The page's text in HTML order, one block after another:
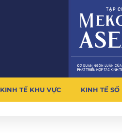
KINH TẾ KHU VỰC KINH TẾ SỐ